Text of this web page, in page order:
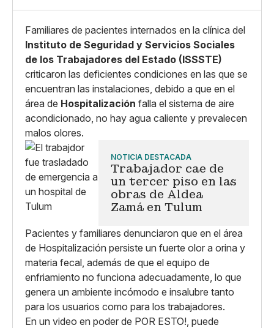
Familiares de pacientes internados en la clínica del
Instituto de Seguridad y Servicios Sociales
de los Trabajadores del Estado (ISSSTE)
criticaron las deficientes condiciones en las que se
encuentran las instalaciones, debido a que en el
área de Hospitalización falla el sistema de aire
acondicionado, no hay agua caliente y prevalecen
malos olores.
NOTICIA DESTACADA
Trabajador cae de
un tercer piso en las
obras de Aldea
Zamá en Tulum
Pacientes y familiares denunciaron que en el área
de Hospitalización persiste un fuerte olor a orina y
materia fecal, además de que el equipo de
enfriamiento no funciona adecuadamente, lo que
genera un ambiente incómodo e insalubre tanto
para los usuarios como para los trabajadores.
En un video en poder de POR ESTO!, puede